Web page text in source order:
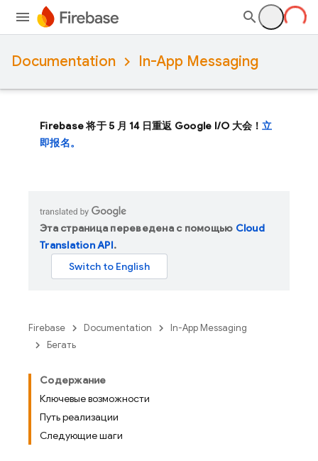
Documentation In-App Messaging
Firebase 将于 5 月 14 日重返 Google I/O 大会！立
即报名。
Эта страница переведена с помощью Cloud
Translation API.
Firebase Documentation
In-App Messaging
Бегать
Содержание
Ключевые возможности
Путь реализации
Следующие шаги